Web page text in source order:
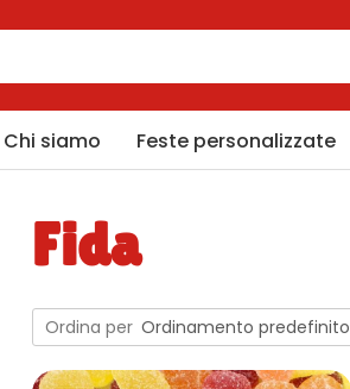
Chi siamo Feste personalizzate
Fida
Ordina per Ordinamento predefinito